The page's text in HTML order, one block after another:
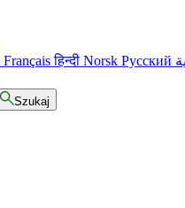
Françaisहिन्दी Norsk Русский
Szukaj